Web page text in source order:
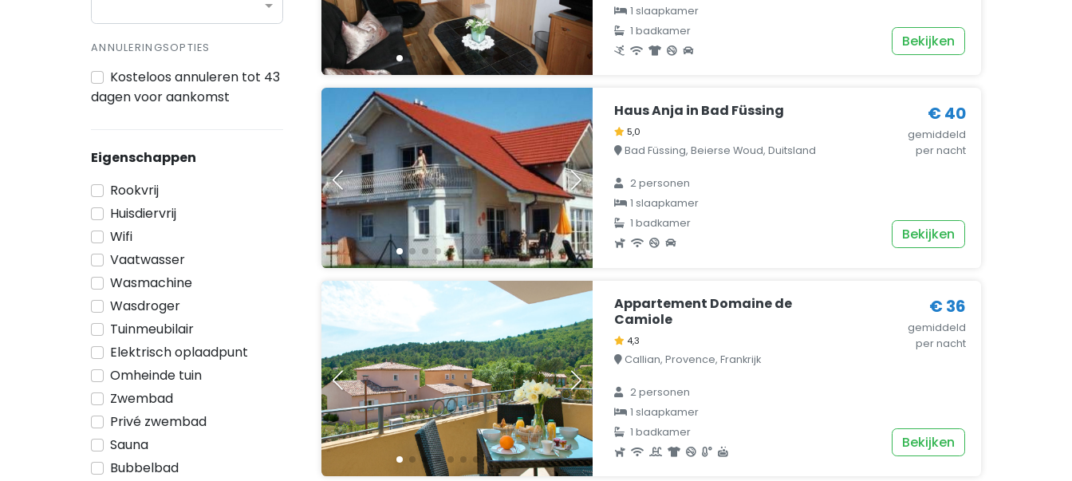
ANNULERINGSOPTIES
Kosteloos annuleren tot 43
dagen voor aankomst
Eigenschappen
Rookvrij
Huisdiervrij
Wifi
Vaatwasser
Wasmachine
Wasdroger
Tuinmeubilair
Elektrisch oplaadpunt
Omheinde tuin
Zwembad
Privé zwembad
Sauna
Bubbelbad
1 slaapkamer
1 badkamer
Bekijken
Haus Anja in Bad Füssing
5,0
Bad Füssing, Beierse Woud, Duitsland
2 personen
1 slaapkamer
1 badkamer
€ 40
gemiddeld
per nacht
Bekijken
Appartement Domaine de
Camiole
4,3
Callian, Provence, Frankrijk
2 personen
1 slaapkamer
1 badkamer
€ 36
gemiddeld
per nacht
Bekijken